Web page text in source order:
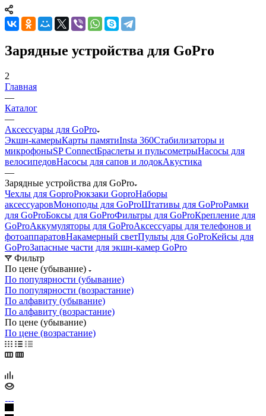
Зарядные устройства для GoPro
2
Главная
—
Каталог
—
Аксессуары для GoPro
Экшн-камерыКарты памятиInsta 360Стабилизаторы и
микрофоныSP ConnectБраслеты и пульсометрыНасосы для
велосипедовНасосы для сапов и лодокАкустика
—
Зарядные устройства для GoPro
Чехлы для GoproРюкзаки GoproНаборы
аксессуаровМоноподы для GoProШтативы для GoProРамки
для GoProБоксы для GoProФильтры для GoProКрепление для
GoProАккумуляторы для GoProАксессуары для телефонов и
фотоаппаратовНакамерный светПульты для GoProКейсы для
GoProЗапасные части для экшн-камер GoPro
Фильтр
По цене (убывание)
По популярности (убывание)
По популярности (возрастание)
По алфавиту (убывание)
По алфавиту (возрастание)
По цене (убывание)
По цене (возрастание)